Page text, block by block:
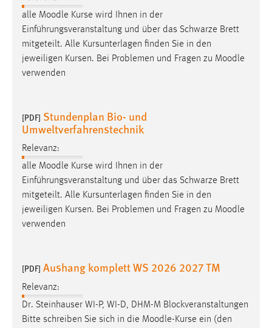
alle Moodle Kurse wird Ihnen in der
Einführungsveranstaltung und über das Schwarze Brett
mitgeteilt. Alle Kursunterlagen finden Sie in den
jeweiligen Kursen. Bei Problemen und Fragen zu Moodle
verwenden
[PDF] Stundenplan Bio- und
Umweltverfahrenstechnik
Relevanz:
alle Moodle Kurse wird Ihnen in der
Einführungsveranstaltung und über das Schwarze Brett
mitgeteilt. Alle Kursunterlagen finden Sie in den
jeweiligen Kursen. Bei Problemen und Fragen zu Moodle
verwenden
[PDF] Aushang komplett WS 2026 2027 TM
Relevanz:
Dr. Steinhauser WI-P, WI-D, DHM-M Blockveranstaltungen
Bitte schreiben Sie sich in die Moodle-Kurse ein (den
1 Jahr
Performance
Name:
Für performante Seitenauslieferung wird in diesem Cookie
gespeichert, ob man eingeloggt ist.
Sprachpräferenz
Name:
site-language-preference
Zweck:
Cookie Laufzeit:
Chat